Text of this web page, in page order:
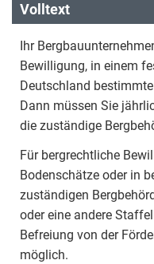
Volltext
Ihr
Bewilligung, in einem
Deutschland
Dann müssen Sie
die zuständige
Für bergrechtliche
Bodenschätze oder in
zuständigen
oder eine andere
Befreiung von der
möglich.